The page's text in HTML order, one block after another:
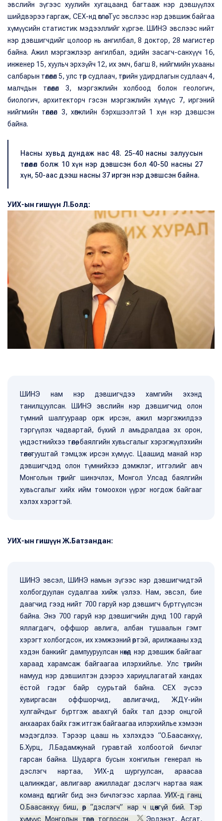
эвслийн зүгээс хуулийн хугацаанд багтааж нэр дэвшүүлэх
шийдвэрээ гаргаж, СЕХ-нд өглөө. Тус эвслээс нэр дэвшиж байгаа
хүмүүсийн статистик мэдээллийг хүргэе. ШИНЭ эвслээс нийт
нэр дэвшигчдийг цолоор нь ангилбал, 8 доктор, 28 магистер
байна. Ажил мэргэжлээр ангилбал, эдийн засагч-санхүүч 16,
инженер 15, хуульч эрхзүйч 12, их эмч, багш 8, нийгмийн ухааны
салбарын төлөөлөл 5, улс төр судлаач, төрийн удирдлагын судлаач 4,
малчдын төлөөлөл 3, мэргэжлийн холбоод болон геологич,
биологич, архитекторч гэсэн мэргэжлийн хүмүүс 7, иргэний
нийгмийн төлөөлөл 3, хөгжлийн бэрхшээлтэй 1 хүн нэр дэвшсэн
байна.
Насны хувьд дундаж нас 48. 25-40 насны залуусын
төлөөлөл болж 10 хүн нэр дэвшсэн бол 40-50 насны 27
хүн, 50-аас дээш насны 37 иргэн нэр дэвшсэн байна.
УИХ-ын гишүүн Л.Болд:
ШИНЭ нам нэр дэвшигчдээ хамгийн эхэнд
танилцуулсан. ШИНЭ эвслийн нэр дэвшигчид олон
түмний шалгуураар орж ирсэн, ажил мэргэжилдээ
тэргүүлэх чадвартай, бүхий л амьдралдаа эх орон,
үндэстнийхээ төлөө, баялгийн хувьсгалыг хэрэгжүүлэхийн
төлөө тууштай тэмцэж ирсэн хүмүүс. Цаашид манай нэр
дэвшигчдэд олон түмнийхээ дэмжлэг, итгэлийг авч
Монголын төрийг шинэчлэх, Монгол Улсад баялгийн
хувьсгалыг хийх ийм томоохон үүрэг ногдож байгааг
хэлэх хэрэгтэй.
УИХ-ын гишүүн Ж.Батзандан:
ШИНЭ эвсэл, ШИНЭ намын зүгээс нэр дэвшигчидтэй
холбогдуулан судалгаа хийж үзлээ. Нам, эвсэл, бие
даагчид гээд нийт 700 гаруй нэр дэвшигч бүртгүүлсэн
байна. Энэ 700 гаруй нэр дэвшигчийн дунд 100 гаруй
яллагдагч, оффшор авлига, албан тушаалын гэмт
хэрэгт холбогдсон, их хэмжээний өртэй, арилжааны хэд
хэдэн банкийг дампууруулсан нөхөд нэр дэвшиж байгааг
хараад харамсаж байгаагаа илэрхийлье. Улс төрийн
намууд нэр дэвшилтэн дээрээ хариуцлагатай хандах
ёстой гэдэг байр суурьтай байна. СЕХ зүсээ
хувиргасан оффшорчид, авлигачид, ЖДҮ-ийн
хулгайчдыг бүртгэж авахгүй байх тал дээр онцгой
анхаарах байх гэж итгэж байгаагаа илэрхийлье хэмээн
мэдэгдлээ. Тэрээр цааш нь хэлэхдээ “О.Баасанхүү,
Б.Хурц, Л.Бадамжунай гуравтай холбоотой бичлэг
гарсан байна. Шударга бусын хонгилын генерал нь
дэслэгч нартаа, УИХ-д шургуулсан, араасаа
цалинждаг, авлигаар ажилладаг дэслэгч нартаа яаж
команд өгдгийг бид энэ бичлэгээс харлаа.УИХ-д ганц
О.Баасанхүү биш, өөр “дэслэгч” нар ч цөөнгүй бий. Тэр
хүмүүс Монголын төрөөр тоглосон.
Эрдэнэт, Асгат,